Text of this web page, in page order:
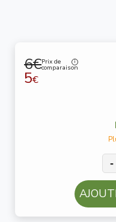
6€Prix de
comparaison
5€
-